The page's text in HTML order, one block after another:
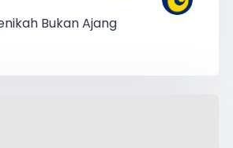
Bukan Ajang